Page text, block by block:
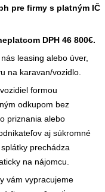
pre firmy s platným IČ
DPH 46 800€.
leasing alebo úver,
na karavan/vozidlo.
formou
odkupom bez
priznania alebo
aj súkromné
prechádza
na nájomcu.
vám vypracujeme